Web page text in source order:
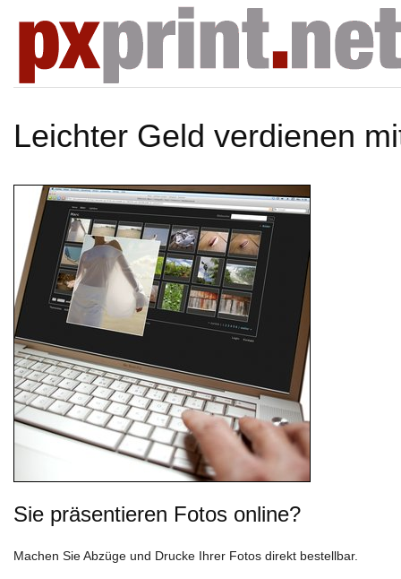
Leichter Geld verdienen
Sie präsentieren Fotos online?
Machen Sie Abzüge und Drucke Ihrer Fotos direkt bestellbar.